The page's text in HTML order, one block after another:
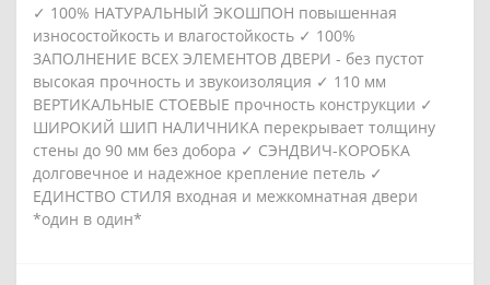
✓ 100% НАТУРАЛЬНЫЙ ЭКОШПОН повышенная
износостойкость и влагостойкость ✓ 100%
ЗАПОЛНЕНИЕ ВСЕХ ЭЛЕМЕНТОВ ДВЕРИ - без пустот
высокая прочность и звукоизоляция ✓ 110 мм
ВЕРТИКАЛЬНЫЕ СТОЕВЫЕ прочность конструкции ✓
ШИРОКИЙ ШИП НАЛИЧНИКА перекрывает толщину
стены до 90 мм без добора ✓ СЭНДВИЧ-КОРОБКА
долговечное и надежное крепление петель ✓
ЕДИНСТВО СТИЛЯ входная и межкомнатная двери
*один в один*